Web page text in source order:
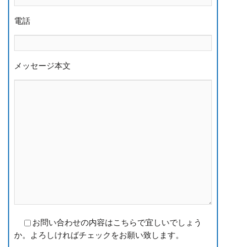
電話
メッセージ本文
お問い合わせの内容はこちらで宜しいでしょう
か。よろしければチェックをお願い致します。